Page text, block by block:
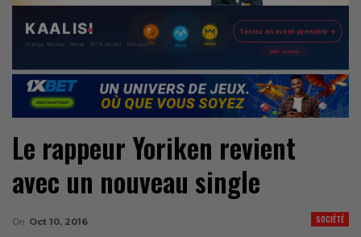
Le rappeur Yoriken revient
avec un nouveau single
SOCIÉTÉ
On Oct 10, 2016